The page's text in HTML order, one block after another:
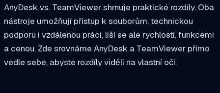
AnyDesk vs. TeamViewer shrnuje praktické rozdíly. Oba
nástroje umožňují přístup k souborům, technickou
podporu i vzdálenou práci, liší se ale rychlostí, funkcemi
a cenou. Zde srovnáme AnyDesk a TeamViewer přímo
vedle sebe, abyste rozdíly viděli na vlastní oči.